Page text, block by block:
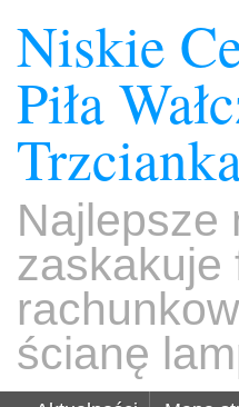
Niskie
Piła
Najlepsze
zaskakuje
ścianę